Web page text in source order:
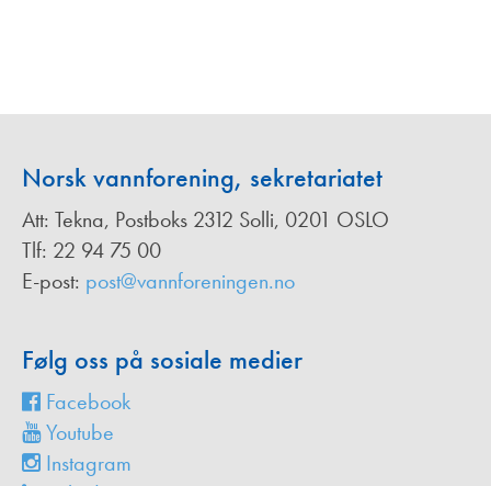
Norsk vannforening, sekretariatet
Att: Tekna, Postboks 2312 Solli, 0201 OSLO
Tlf: 22 94 75 00
E-post: post@vannforeningen.no
Følg oss på sosiale medier
Facebook
Youtube
Instagram